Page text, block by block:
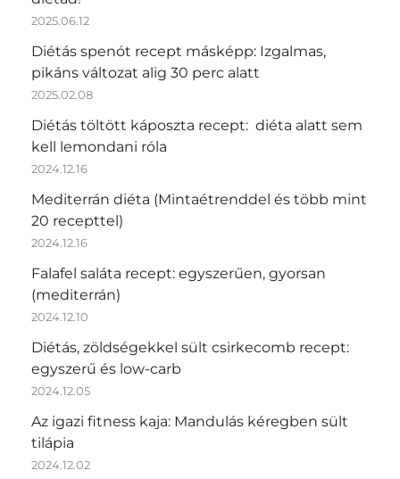
2025.06.12
Diétás spenót recept másképp: Izgalmas,
pikáns változat alig 30 perc alatt
2025.02.08
Diétás töltött káposzta recept: diéta alatt sem
kell lemondani róla
2024.12.16
Mediterrán diéta (Mintaétrenddel és több mint
20 recepttel)
2024.12.16
Falafel saláta recept: egyszerűen, gyorsan
(mediterrán)
2024.12.10
Diétás, zöldségekkel sült csirkecomb recept:
egyszerű és low-carb
2024.12.05
Az igazi fitness kaja: Mandulás kéregben sült
tilápia
2024.12.02